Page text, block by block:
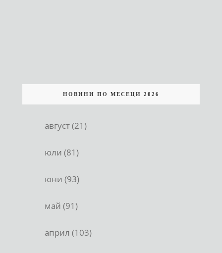
НОВИНИ ПО МЕСЕЦИ 2026
август (21)
юли (81)
юни (93)
май (91)
април (103)